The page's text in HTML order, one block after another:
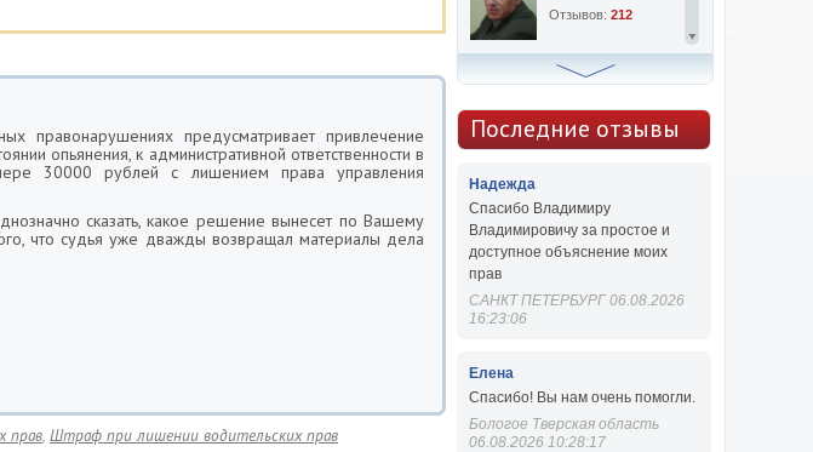
правонарушениях предусматривает привлечение
опьянения, к административной ответственности в
30000 рублей с лишением права управления
сказать, какое решение вынесет по Вашему
что судья уже дважды возвращал материалы дела
прав, Штраф при лишении водительских прав
Отзывов: 212
Алексей Сергеевич
Отзывов:47
Последние отзывы
Надежда
Спасибо Владимиру
Владимировичу за простое и
доступное объяснение моих
прав
САНКТ ПЕТЕРБУРГ 06.08.2026
16:23:06
Елена
Спасибо! Вы нам очень помогли.
Бологое Тверская область
06.08.2026 10:28:17